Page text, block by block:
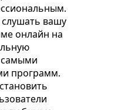
вашу
онлайн на
самыми
программ.